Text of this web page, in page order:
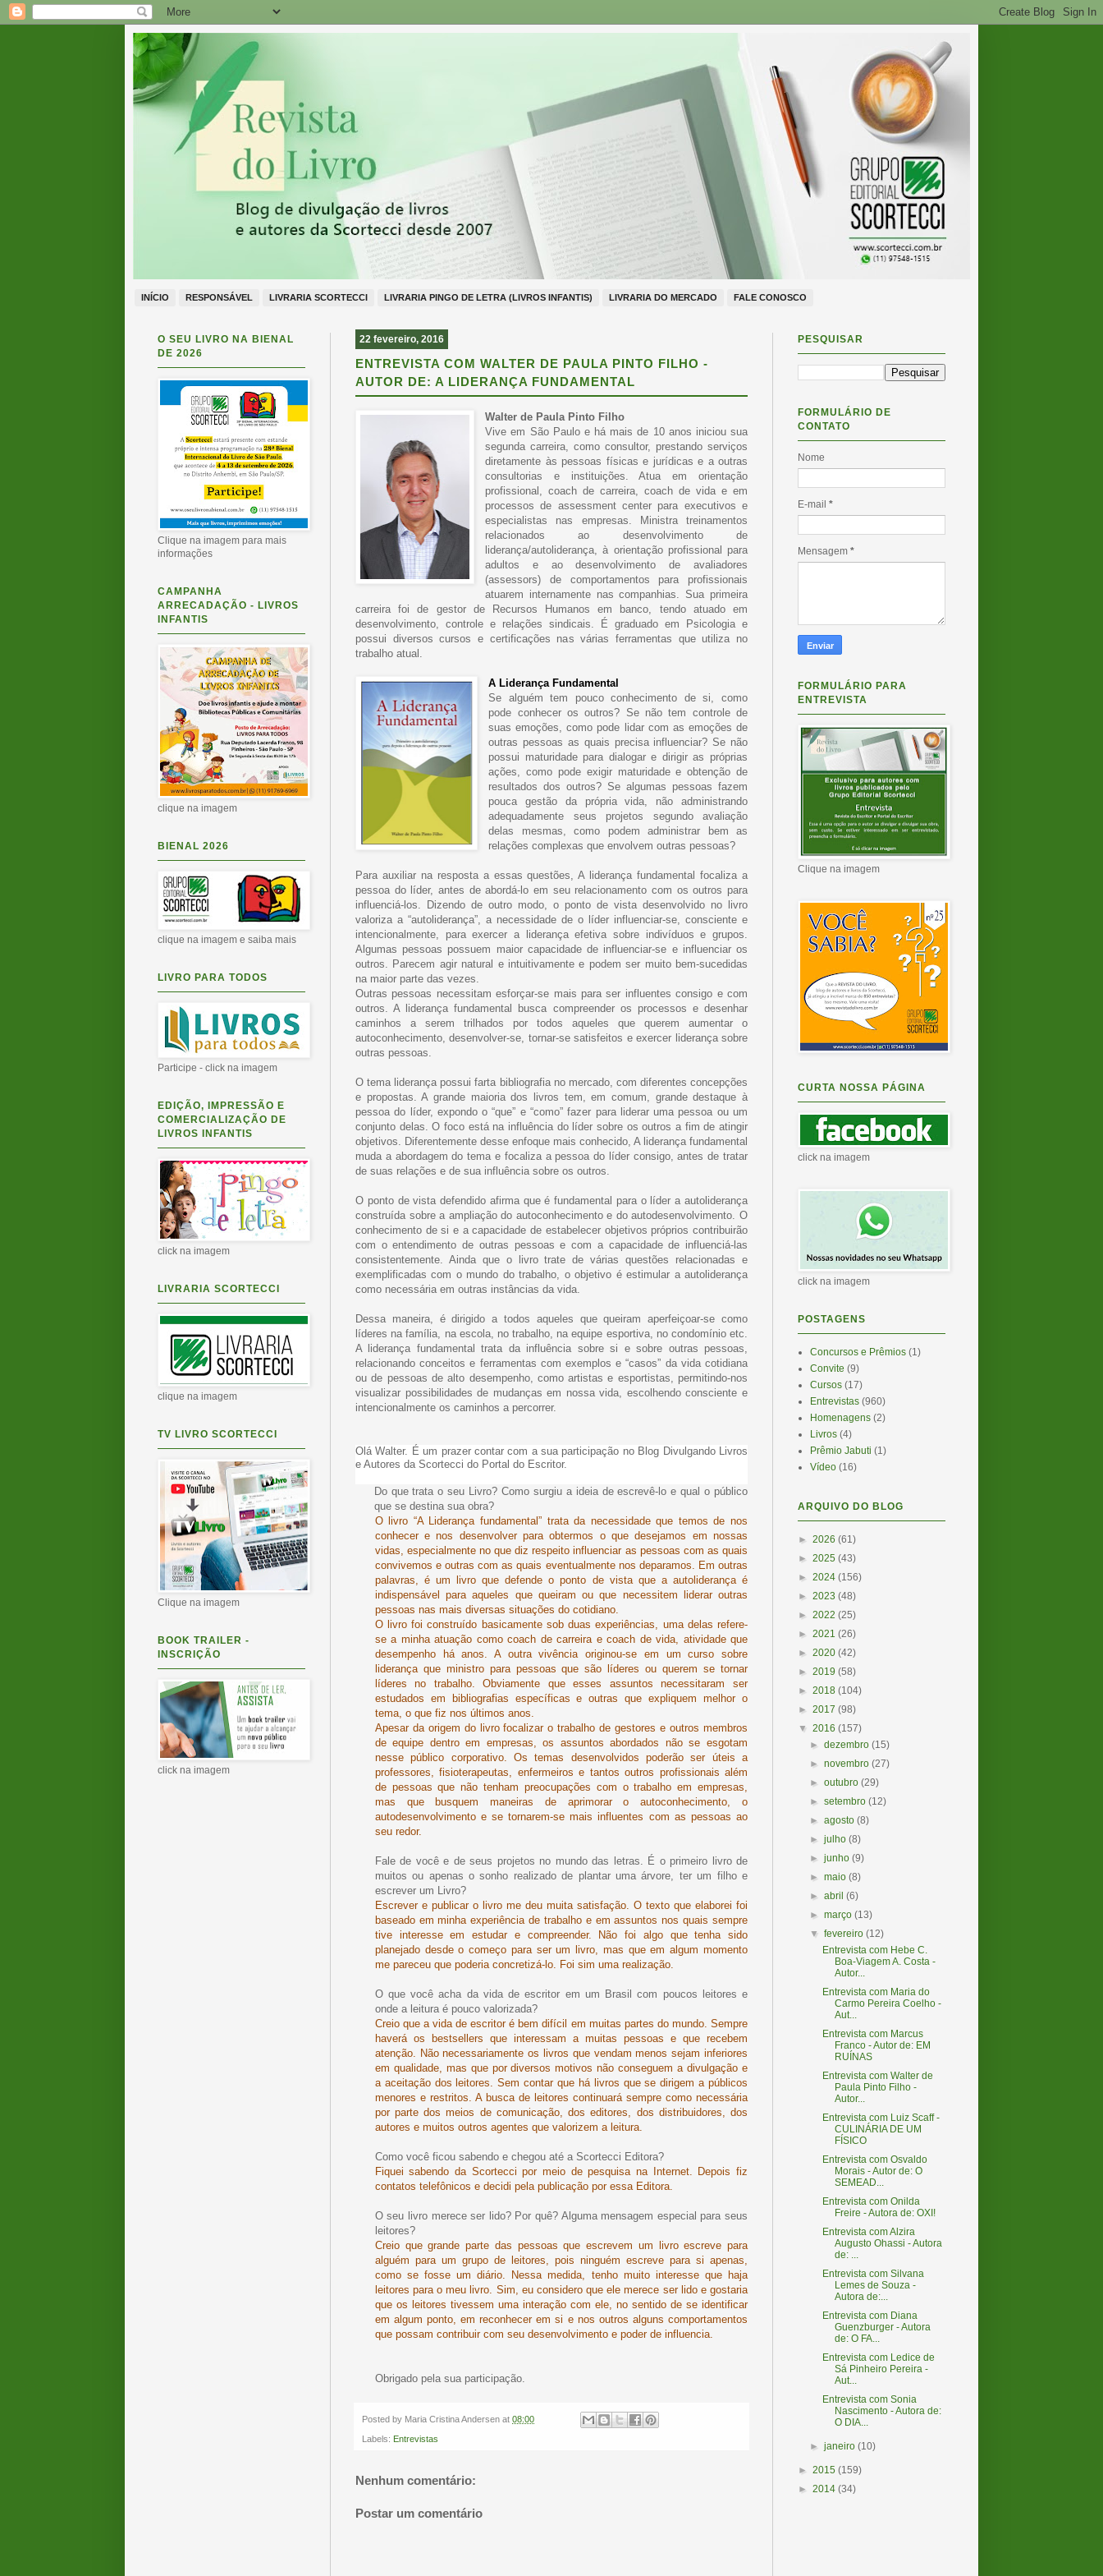
INÍCIO RESPONSÁVEL LIVRARIA SCORTECCI LIVRARIA PINGO DE LETRA (LIVROS INFANTIS) LIVRARIA DO MERCADO FALE CONOSCO
22 fevereiro, 2016
ENTREVISTA COM WALTER DE PAULA PINTO FILHO -
AUTOR DE: A LIDERANÇA FUNDAMENTAL
Walter de Paula Pinto Filho
Vive em São Paulo e há mais de 10 anos iniciou sua
segunda carreira, como consultor, prestando serviços
diretamente às pessoas físicas e jurídicas e a outras
consultorias e instituições. Atua em orientação
profissional, coach de carreira, coach de vida e em
processos de assessment center para executivos e
especialistas nas empresas. Ministra treinamentos
relacionados ao desenvolvimento de
liderança/autoliderança, à orientação profissional para
adultos e ao desenvolvimento de avaliadores
(assessors) de comportamentos para profissionais
atuarem internamente nas companhias. Sua primeira
carreira foi de gestor de Recursos Humanos em banco, tendo atuado em
desenvolvimento, controle e relações sindicais. É graduado em Psicologia e
possui diversos cursos e certificações nas várias ferramentas que utiliza no
trabalho atual.
A Liderança Fundamental
Se alguém tem pouco conhecimento de si, como
pode conhecer os outros? Se não tem controle de
suas emoções, como pode lidar com as emoções de
outras pessoas as quais precisa influenciar? Se não
possui maturidade para dialogar e dirigir as próprias
ações, como pode exigir maturidade e obtenção de
resultados dos outros? Se algumas pessoas fazem
pouca gestão da própria vida, não administrando
adequadamente seus projetos segundo avaliação
delas mesmas, como podem administrar bem as
relações complexas que envolvem outras pessoas?
Para auxiliar na resposta a essas questões, A liderança fundamental focaliza a
pessoa do líder, antes de abordá-lo em seu relacionamento com os outros para
influenciá-los. Dizendo de outro modo, o ponto de vista desenvolvido no livro
valoriza a “autoliderança”, a necessidade de o líder influenciar-se, consciente e
intencionalmente, para exercer a liderança efetiva sobre indivíduos e grupos.
Algumas pessoas possuem maior capacidade de influenciar-se e influenciar os
outros. Parecem agir natural e intuitivamente e podem ser muito bem-sucedidas
na maior parte das vezes.
Outras pessoas necessitam esforçar-se mais para ser influentes consigo e com
outros. A liderança fundamental busca compreender os processos e desenhar
caminhos a serem trilhados por todos aqueles que querem aumentar o
autoconhecimento, desenvolver-se, tornar-se satisfeitos e exercer liderança sobre
outras pessoas.
O tema liderança possui farta bibliografia no mercado, com diferentes concepções
e propostas. A grande maioria dos livros tem, em comum, grande destaque à
pessoa do líder, expondo o “que” e “como” fazer para liderar uma pessoa ou um
conjunto delas. O foco está na influência do líder sobre os outros a fim de atingir
objetivos. Diferentemente desse enfoque mais conhecido, A liderança fundamental
muda a abordagem do tema e focaliza a pessoa do líder consigo, antes de tratar
de suas relações e de sua influência sobre os outros.
O ponto de vista defendido afirma que é fundamental para o líder a autoliderança
construída sobre a ampliação do autoconhecimento e do autodesenvolvimento. O
conhecimento de si e a capacidade de estabelecer objetivos próprios contribuirão
com o entendimento de outras pessoas e com a capacidade de influenciá-las
consistentemente. Ainda que o livro trate de várias questões relacionadas e
exemplificadas com o mundo do trabalho, o objetivo é estimular a autoliderança
como necessária em outras instâncias da vida.
Dessa maneira, é dirigido a todos aqueles que queiram aperfeiçoar-se como
líderes na família, na escola, no trabalho, na equipe esportiva, no condomínio etc.
A liderança fundamental trata da influência sobre si e sobre outras pessoas,
relacionando conceitos e ferramentas com exemplos e “casos” da vida cotidiana
ou de pessoas de alto desempenho, como artistas e esportistas, permitindo-nos
visualizar possibilidades de mudanças em nossa vida, escolhendo consciente e
intencionalmente os caminhos a percorrer.
Olá Walter. É um prazer contar com a sua participação no Blog Divulgando Livros
e Autores da Scortecci do Portal do Escritor.
Do que trata o seu Livro? Como surgiu a ideia de escrevê-lo e qual o público
que se destina sua obra?
O livro “A Liderança fundamental” trata da necessidade que temos de nos
conhecer e nos desenvolver para obtermos o que desejamos em nossas
vidas, especialmente no que diz respeito influenciar as pessoas com as quais
convivemos e outras com as quais eventualmente nos deparamos. Em outras
palavras, é um livro que defende o ponto de vista que a autoliderança é
indispensável para aqueles que queiram ou que necessitem liderar outras
pessoas nas mais diversas situações do cotidiano.
O livro foi construído basicamente sob duas experiências, uma delas refere-
se a minha atuação como coach de carreira e coach de vida, atividade que
desempenho há anos. A outra vivência originou-se em um curso sobre
liderança que ministro para pessoas que são líderes ou querem se tornar
líderes no trabalho. Obviamente que esses assuntos necessitaram ser
estudados em bibliografias específicas e outras que expliquem melhor o
tema, o que fiz nos últimos anos.
Apesar da origem do livro focalizar o trabalho de gestores e outros membros
de equipe dentro em empresas, os assuntos abordados não se esgotam
nesse público corporativo. Os temas desenvolvidos poderão ser úteis a
professores, fisioterapeutas, enfermeiros e tantos outros profissionais além
de pessoas que não tenham preocupações com o trabalho em empresas,
mas que busquem maneiras de aprimorar o autoconhecimento, o
autodesenvolvimento e se tornarem-se mais influentes com as pessoas ao
seu redor.
Fale de você e de seus projetos no mundo das letras. É o primeiro livro de
muitos ou apenas o sonho realizado de plantar uma árvore, ter um filho e
escrever um Livro?
Escrever e publicar o livro me deu muita satisfação. O texto que elaborei foi
baseado em minha experiência de trabalho e em assuntos nos quais sempre
tive interesse em estudar e compreender. Não foi algo que tenha sido
planejado desde o começo para ser um livro, mas que em algum momento
me pareceu que poderia concretizá-lo. Foi sim uma realização.
O que você acha da vida de escritor em um Brasil com poucos leitores e
onde a leitura é pouco valorizada?
Creio que a vida de escritor é bem difícil em muitas partes do mundo. Sempre
haverá os bestsellers que interessam a muitas pessoas e que recebem
atenção. Não necessariamente os livros que vendam menos sejam inferiores
em qualidade, mas que por diversos motivos não conseguem a divulgação e
a aceitação dos leitores. Sem contar que há livros que se dirigem a públicos
menores e restritos. A busca de leitores continuará sempre como necessária
por parte dos meios de comunicação, dos editores, dos distribuidores, dos
autores e muitos outros agentes que valorizem a leitura.
Como você ficou sabendo e chegou até a Scortecci Editora?
Fiquei sabendo da Scortecci por meio de pesquisa na Internet. Depois fiz
contatos telefônicos e decidi pela publicação por essa Editora.
O seu livro merece ser lido? Por quê? Alguma mensagem especial para seus
leitores?
Creio que grande parte das pessoas que escrevem um livro escreve para
alguém para um grupo de leitores, pois ninguém escreve para si apenas,
como se fosse um diário. Nessa medida, tenho muito interesse que haja
leitores para o meu livro. Sim, eu considero que ele merece ser lido e gostaria
que os leitores tivessem uma interação com ele, no sentido de se identificar
em algum ponto, em reconhecer em si e nos outros alguns comportamentos
que possam contribuir com seu desenvolvimento e poder de influencia.
Obrigado pela sua participação.
Posted by Maria Cristina Andersen at 08:00
Labels: Entrevistas
Nenhum comentário:
Postar um comentário
O SEU LIVRO NA BIENAL
DE 2026
Clique na imagem para mais
informações
CAMPANHA
ARRECADAÇÃO - LIVROS
INFANTIS
clique na imagem
BIENAL 2026
clique na imagem e saiba mais
LIVRO PARA TODOS
Participe - click na imagem
EDIÇÃO, IMPRESSÃO E
COMERCIALIZAÇÃO DE
LIVROS INFANTIS
click na imagem
LIVRARIA SCORTECCI
clique na imagem
TV LIVRO SCORTECCI
Clique na imagem
BOOK TRAILER -
INSCRIÇÃO
click na imagem
PESQUISAR
FORMULÁRIO DE
CONTATO
Nome
E-mail *
Mensagem *
FORMULÁRIO PARA
ENTREVISTA
Clique na imagem
CURTA NOSSA PÁGINA
click na imagem
click na imagem
POSTAGENS
Concursos e Prêmios (1)
Convite (9)
Cursos (17)
Entrevistas (960)
Homenagens (2)
Livros (4)
Prêmio Jabuti (1)
Vídeo (16)
ARQUIVO DO BLOG
► 2026 (61)
► 2025 (43)
► 2024 (156)
► 2023 (48)
► 2022 (25)
► 2021 (26)
► 2020 (42)
► 2019 (58)
► 2018 (104)
► 2017 (98)
▼ 2016 (157)
►dezembro(15)
►novembro(27)
►outubro(29)
►setembro(12)
►agosto(8)
►julho(8)
►junho(9)
►maio(8)
►abril(6)
►março(13)
▼fevereiro(12)
Entrevista com Hebe C.
Boa-Viagem A. Costa -
Autor...
Entrevista com Maria do
Carmo Pereira Coelho -
Aut...
Entrevista com Marcus
Franco - Autor de: EM
RUÍNAS
Entrevista com Walter de
Paula Pinto Filho -
Autor...
Entrevista com Luiz Scaff -
CULINÁRIA DE UM
FÍSICO
Entrevista com Osvaldo
Morais - Autor de: O
SEMEAD...
Entrevista com Onilda
Freire - Autora de: OXI!
Entrevista com Alzira
Augusto Ohassi - Autora
de: ...
Entrevista com Silvana
Lemes de Souza -
Autora de:...
Entrevista com Diana
Guenzburger - Autora
de: O FA...
Entrevista com Ledice de
Sá Pinheiro Pereira -
Aut...
Entrevista com Sonia
Nascimento - Autora de:
O DIA...
►janeiro(10)
► 2015 (159)
► 2014 (34)